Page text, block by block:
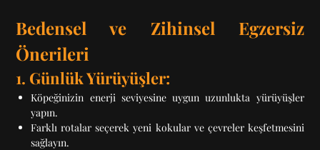
Bedensel ve Zihinsel Egzersiz
Önerileri
1. Günlük Yürüyüşler:
Köpeğinizin enerji seviyesine uygun uzunlukta yürüyüşler
yapın.
Farklı rotalar seçerek yeni kokular ve çevreler keşfetmesini
sağlayın.